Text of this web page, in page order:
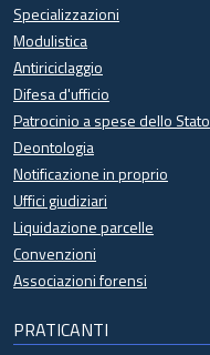
Specializzazioni
Modulistica
Antiriciclaggio
Difesa d'ufficio
Patrocinio a spese dello Stato
Deontologia
Notificazione in proprio
Uffici giudiziari
Liquidazione parcelle
Convenzioni
Associazioni forensi
PRATICANTI